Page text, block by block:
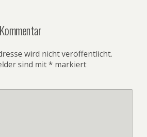
wird nicht veröffentlicht.
sind mit* markiert